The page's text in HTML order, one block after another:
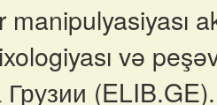
manipulyasiyası
və
Грузии